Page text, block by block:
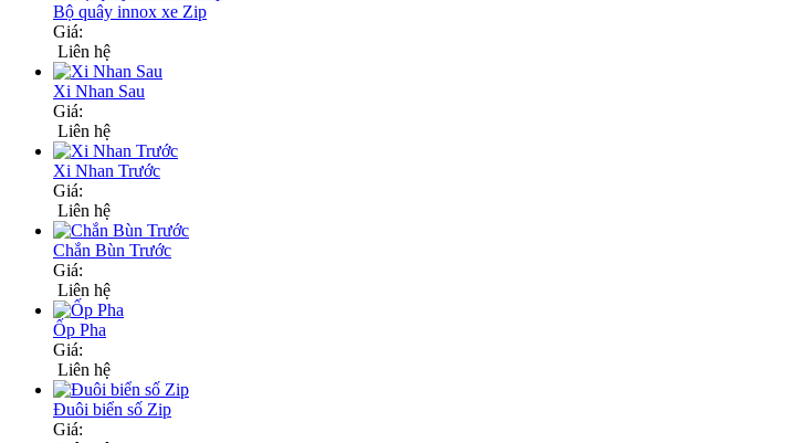
Bộ quây innox xe Zip
Giá:
Liên hệ
Xi Nhan Sau
Giá:
Liên hệ
Xi Nhan Trước
Giá:
Liên hệ
Chắn Bùn Trước
Giá:
Liên hệ
Ốp Pha
Giá:
Liên hệ
Đuôi biển số Zip
Giá: